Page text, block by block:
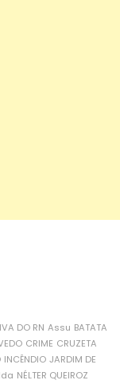
DO RN Assu BATATA
CRIME CRUZETA
INCÊNDIO JARDIM DE
NÉLTER QUEIROZ